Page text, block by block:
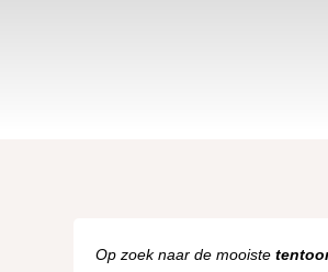
Op zoek naar de mooiste